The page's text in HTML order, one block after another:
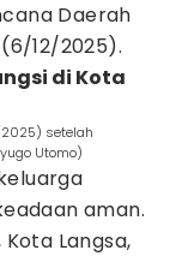
Daerah
12/2025).
di Kota
setelah
Utomo)
aman.
Langsa,